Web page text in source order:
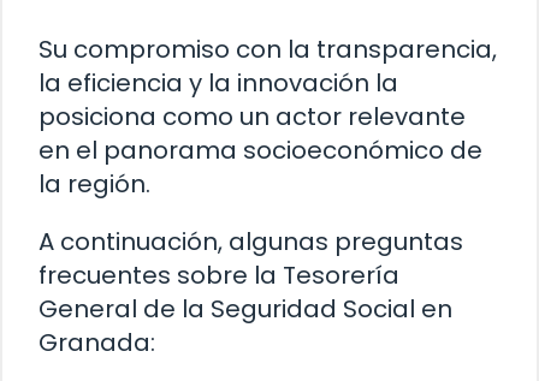
Su compromiso con la transparencia,
la eficiencia y la innovación la
posiciona como un actor relevante
en el panorama socioeconómico de
la región.
A continuación, algunas preguntas
frecuentes sobre la Tesorería
General de la Seguridad Social en
Granada: